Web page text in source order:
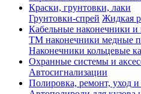
Краски, грунтовки, лаки
Грунтовки-спрей Жидкая
Кабельные наконечники и
ТМ наконечники медные
Наконечники кольцевые
Охранные системы и
Автосигнализации
Полировка, ремонт, уход